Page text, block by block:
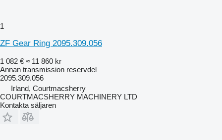
1
ZF Gear Ring 2095.309.056
1 082 € ≈ 11 860 kr
Annan transmission reservdel
2095.309.056
Irland, Courtmacsherry
COURTMACSHERRY MACHINERY LTD
Kontakta säljaren